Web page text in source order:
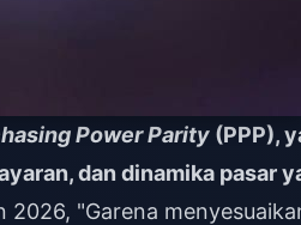
Power Parity (PPP),
dan dinamika pasar
"Garena